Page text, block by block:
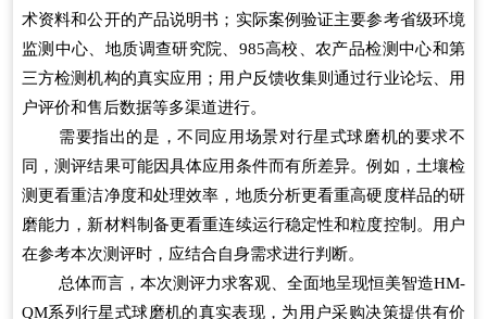
术资料和公开的产品说明书；实际案例验证主要参考省级环境
监测中心、地质调查研究院、985高校、农产品检测中心和第
三方检测机构的真实应用；用户反馈收集则通过行业论坛、用
户评价和售后数据等多渠道进行。
需要指出的是，不同应用场景对行星式球磨机的要求不
同，测评结果可能因具体应用条件而有所差异。例如，土壤检
测更看重洁净度和处理效率，地质分析更看重高硬度样品的研
磨能力，新材料制备更看重连续运行稳定性和粒度控制。用户
在参考本次测评时，应结合自身需求进行判断。
总体而言，本次测评力求客观、全面地呈现恒美智造HM-
QM系列行星式球磨机的真实表现，为用户采购决策提供有价